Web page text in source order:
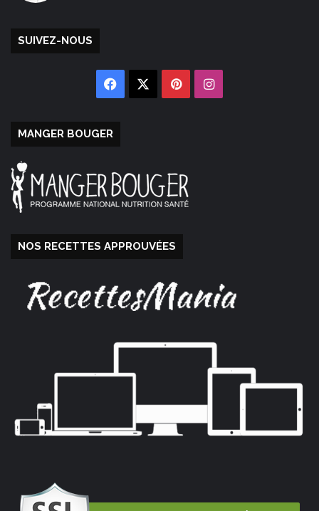
SUIVEZ-NOUS
Facebook PinterestInstagram
MANGER BOUGER
NOS RECETTES APPROUVÉES